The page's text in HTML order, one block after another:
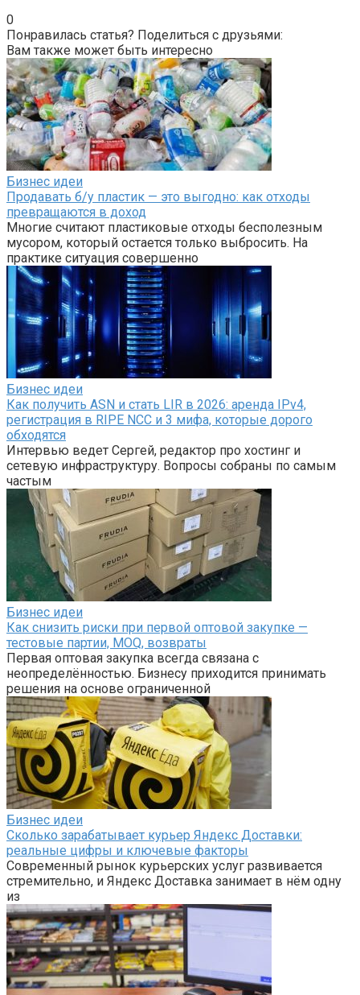
0
Понравилась статья? Поделиться с друзьями:
Вам также может быть интересно
Бизнес идеи
Продавать б/у пластик — это выгодно: как отходы
превращаются в доход
Многие считают пластиковые отходы бесполезным
мусором, который остается только выбросить. На
практике ситуация совершенно
Бизнес идеи
Как получить ASN и стать LIR в 2026: аренда IPv4,
регистрация в RIPE NCC и 3 мифа, которые дорого
обходятся
Интервью ведет Сергей, редактор про хостинг и
сетевую инфраструктуру. Вопросы собраны по самым
частым
Бизнес идеи
Как снизить риски при первой оптовой закупке —
тестовые партии, MOQ, возвраты
Первая оптовая закупка всегда связана с
неопределённостью. Бизнесу приходится принимать
решения на основе ограниченной
Бизнес идеи
Сколько зарабатывает курьер Яндекс Доставки:
реальные цифры и ключевые факторы
Современный рынок курьерских услуг развивается
стремительно, и Яндекс Доставка занимает в нём одну
из